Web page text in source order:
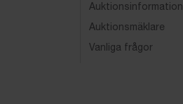
Auktionsinformation
Auktionsmäklare
Vanliga frågor